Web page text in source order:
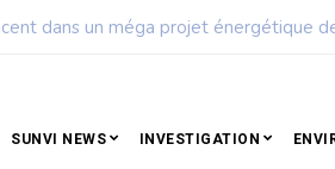
qui résiste est déjà un peuple qui gagne
SUNVI NEWS INVESTIGATION